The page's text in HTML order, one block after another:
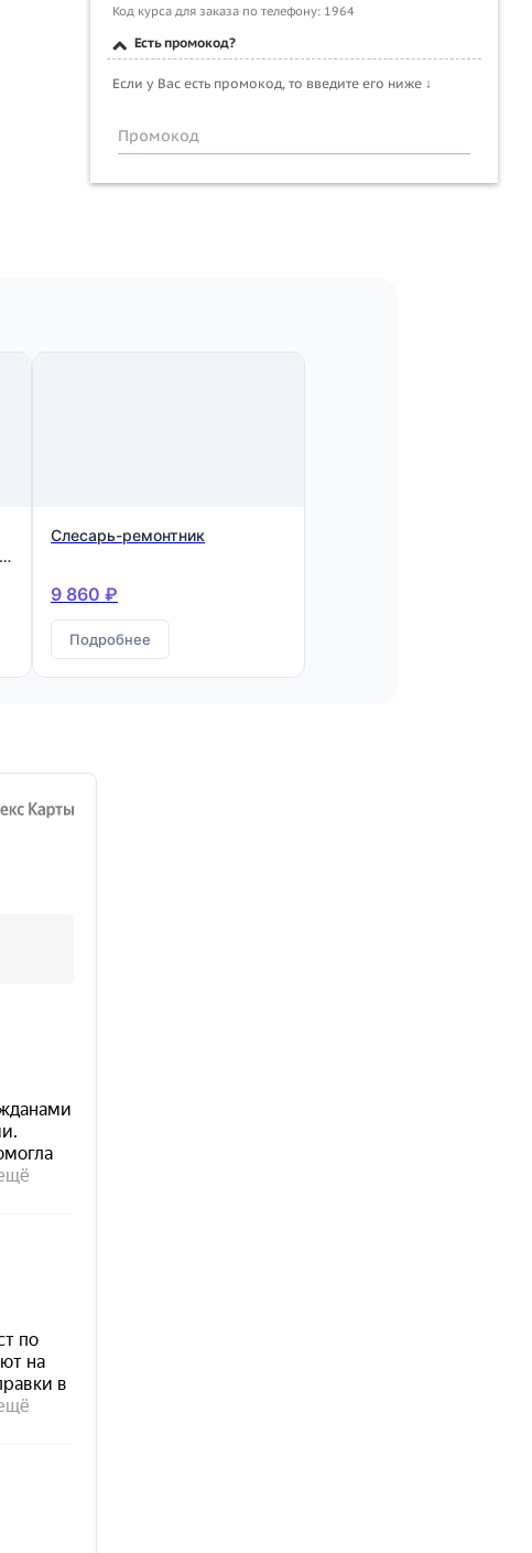
Код курса для заказа по телефону: 1964
Есть промокод?
Если у Вас есть промокод, то введите его ниже ↓
Промокод
Слесарь-ремонтник
9 860 ₽
Подробнее